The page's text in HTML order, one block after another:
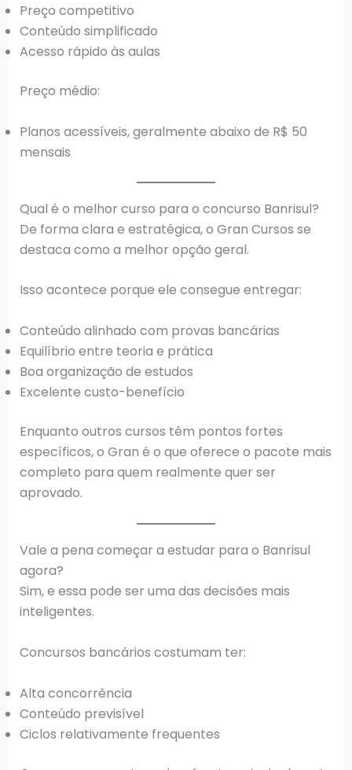
Preço competitivo
Conteúdo simplificado
Acesso rápido às aulas
Preço médio:
Planos acessíveis, geralmente abaixo de R$ 50
mensais
Qual é o melhor curso para o concurso Banrisul?
De forma clara e estratégica, o Gran Cursos se
destaca como a melhor opção geral.
Isso acontece porque ele consegue entregar:
Conteúdo alinhado com provas bancárias
Equilíbrio entre teoria e prática
Boa organização de estudos
Excelente custo-benefício
Enquanto outros cursos têm pontos fortes
específicos, o Gran é o que oferece o pacote mais
completo para quem realmente quer ser
aprovado.
Vale a pena começar a estudar para o Banrisul
agora?
Sim, e essa pode ser uma das decisões mais
inteligentes.
Concursos bancários costumam ter:
Alta concorrência
Conteúdo previsível
Ciclos relativamente frequentes